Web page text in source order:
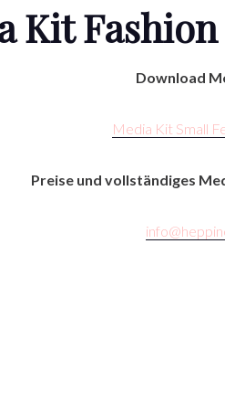
Kit
Download
Media Kit Small
Preise und vollständiges